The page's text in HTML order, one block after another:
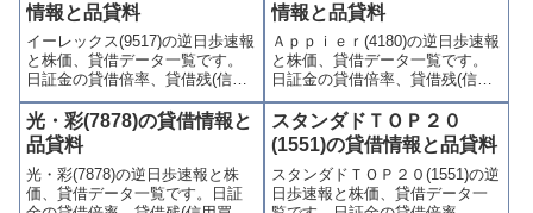
(注意喚起・申込停止)など、空売
り関連情報を集計し、図解でわ
かりやすくまとめて掲載してい
ます。
(注意喚起・申込停止)など、空売
り関連情報を集計し、図解でわ
かりやすくまとめて掲載してい
ます。
情報と品貸料
イーレックス(9517)の逆日歩速報
と株価、貸借データ一覧です。
日証金の貸借倍率、貸借残(信用
買残、信用売残)、品貸料(逆日
歩)、東証の週末残高、規制(注意
喚起・申込停止)など、空売り関
連情報を集計し、図解でわかり
やすくまとめて掲載していま
す。
情報と品貸料
Ａｐｐｉｅｒ(4180)の逆日歩速報
と株価、貸借データ一覧です。
日証金の貸借倍率、貸借残(信用
買残、信用売残)、品貸料(逆日
歩)、東証の週末残高、規制(注意
喚起・申込停止)など、空売り関
連情報を集計し、図解でわかり
やすくまとめて掲載していま
す。
光・彩(7878)の貸借情報と
品貸料
光・彩(7878)の逆日歩速報と株
価、貸借データ一覧です。日証
スタンダドＴＯＰ２０
(1551)の貸借情報と品貸料
スタンダドＴＯＰ２０(1551)の逆
日歩速報と株価、貸借データ一